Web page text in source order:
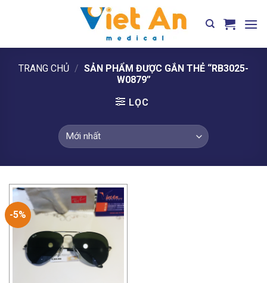
TRANG CHỦ / SẢN PHẨM ĐƯỢC GẮN THẺ “RB3025-
W0879”
LỌC
-5%